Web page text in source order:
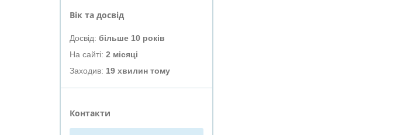
Вік та досвід
Досвід: більше 10 років
На сайті: 2 місяці
Заходив: 19 хвилин тому
Контакти